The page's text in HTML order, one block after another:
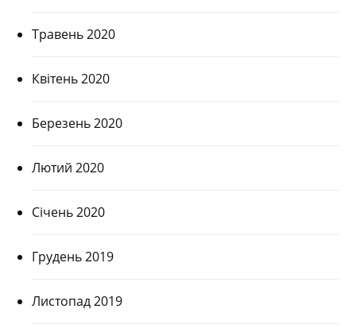
Травень 2020
Квітень 2020
Березень 2020
Лютий 2020
Січень 2020
Грудень 2019
Листопад 2019